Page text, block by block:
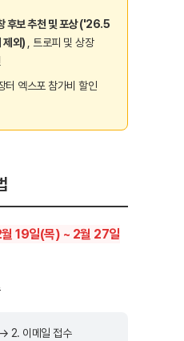
후보 추천 및 포상 ('26.5
제외)
, 트로피 및 상장
터 엑스포 참가비 할인
19일(목) ~ 2월 27일
2. 이메일 접수